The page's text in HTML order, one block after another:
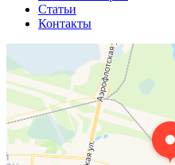
Статьи
Контакты